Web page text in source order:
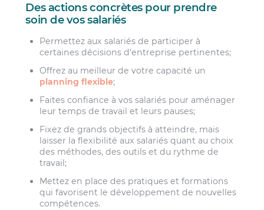
Des actions concrètes pour prendre
soin de vos salariés
Permettez aux salariés de participer à
certaines décisions d’entreprise pertinentes;
Offrez au meilleur de votre capacité un
planning flexible;
Faites confiance à vos salariés pour aménager
leur temps de travail et leurs pauses;
Fixez de grands objectifs à atteindre, mais
laisser la flexibilité aux salariés quant au choix
des méthodes, des outils et du rythme de
travail;
Mettez en place des pratiques et formations
qui favorisent le développement de nouvelles
compétences.